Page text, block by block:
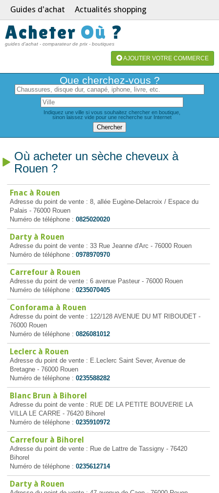
Guides d'achat Actualités shopping
Acheter Où ?
guides d'achat - comparateur de prix - boutiques
AJOUTER VOTRE COMMERCE
Que cherchez-vous ?
Indiquez une ville si vous souhaitez chercher en boutique,
sinon laissez vide pour une recherche sur Internet
Où acheter un sèche cheveux à
Rouen ?
Fnac à Rouen
Adresse du point de vente : 8, allée Eugène-Delacroix / Espace du
Palais - 76000 Rouen
Numéro de téléphone : 0825020020
Darty à Rouen
Adresse du point de vente : 33 Rue Jeanne d'Arc - 76000 Rouen
Numéro de téléphone : 0978970970
Carrefour à Rouen
Adresse du point de vente : 6 avenue Pasteur - 76000 Rouen
Numéro de téléphone : 0235070405
Conforama à Rouen
Adresse du point de vente : 122/128 AVENUE DU MT RIBOUDET -
76000 Rouen
Numéro de téléphone : 0826081012
Leclerc à Rouen
Adresse du point de vente : E.Leclerc Saint Sever, Avenue de
Bretagne - 76000 Rouen
Numéro de téléphone : 0235588282
Blanc Brun à Bihorel
Adresse du point de vente : RUE DE LA PETITE BOUVERIE LA
VILLA LE CARRE - 76420 Bihorel
Numéro de téléphone : 0235910972
Carrefour à Bihorel
Adresse du point de vente : Rue de Lattre de Tassigny - 76420
Bihorel
Numéro de téléphone : 0235612714
Darty à Rouen